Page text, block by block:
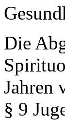
Die
Jahren
§ 9